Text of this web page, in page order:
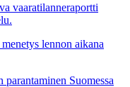
vaaratilanneraportti
lennon aikana
Suomessa